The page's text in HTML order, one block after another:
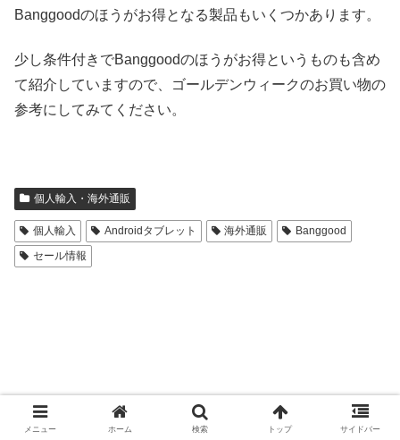
Banggoodのほうがお得となる製品もいくつかあります。
少し条件付きでBanggoodのほうがお得というものも含め
て紹介していますので、ゴールデンウィークのお買い物の
参考にしてみてください。
個人輸入・海外通販
個人輸入 Androidタブレット 海外通販
Banggood
セール情報
メニュー ホーム 検索 トップ サイドバー